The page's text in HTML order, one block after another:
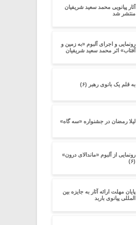
آثار پیانویی محمد سعید شریفیان
منتشر شد
رونمایی و اجرای آلبوم «به زمین و
آفتاب» اثر محمد سعید شریفیان
به قلم یک بانوی رهبر (۶)
لیلا رمضان در جشنواره «سه گاه»
رونمایی از آلبوم «ماندالای درون»
(۶)
پایان مهلت ارائه آثار به جایزه بین
المللی پیانوی باربد